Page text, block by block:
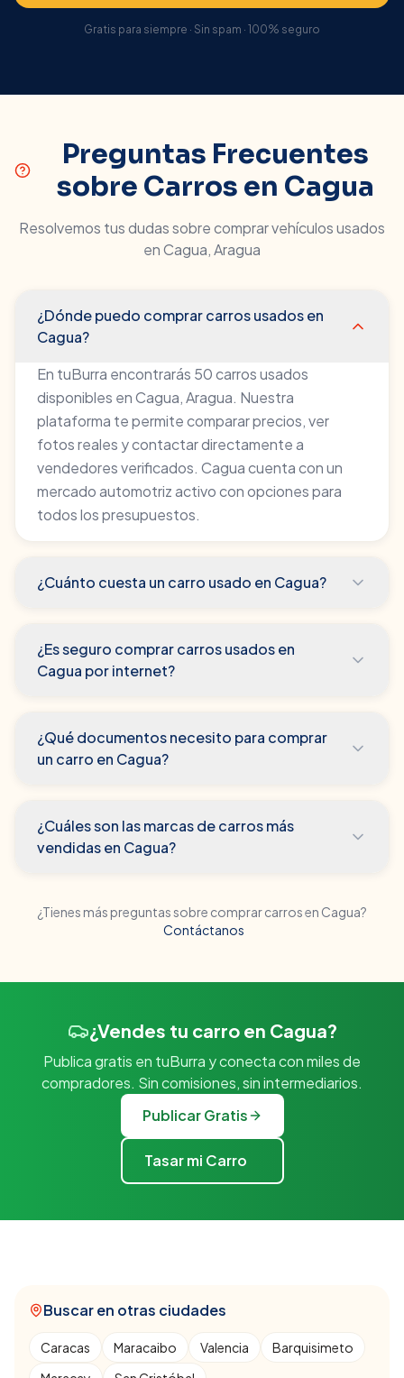
Gratis para siempre · Sin spam · 100% seguro
Preguntas Frecuentes
sobre Carros en Cagua
Resolvemos tus dudas sobre comprar vehículos usados
enCagua,Aragua
¿Dónde puedo comprar carros usados en
Cagua?
En tuBurra encontrarás 50 carros usados
disponibles en Cagua, Aragua. Nuestra
plataforma te permite comparar precios, ver
fotos reales y contactar directamente a
vendedores verificados. Cagua cuenta con un
mercado automotriz activo con opciones para
todos los presupuestos.
¿Cuánto cuesta un carro usado en Cagua?
¿Es seguro comprar carros usados en
Cagua por internet?
¿Qué documentos necesito para comprar
un carro en Cagua?
¿Cuáles son las marcas de carros más
vendidas en Cagua?
¿Tienes más preguntas sobre comprar carros en Cagua?
Contáctanos
¿Vendes tu carro en Cagua?
Publica gratis en tuBurra y conecta con miles de
compradores. Sin comisiones, sin intermediarios.
Publicar Gratis
Tasar mi Carro
Buscar en otras ciudades
Caracas Maracaibo Valencia
Barquisimeto